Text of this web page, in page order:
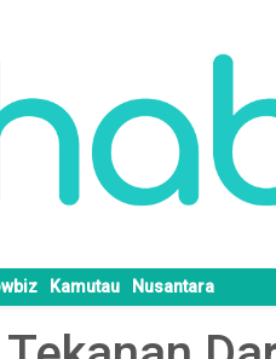
Kamutau Nusantara